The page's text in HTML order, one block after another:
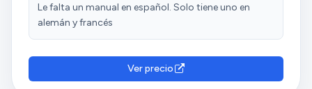
Le falta un manual en español. Solo tiene uno en
alemán y francés
Ver precio